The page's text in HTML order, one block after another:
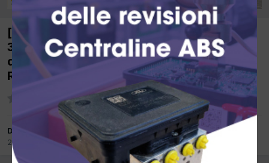
[Chevrolet Matiz 07/2007 796cc A08S3
38Kw Ibrida] Riduttore 1200 mbar al posto
dell'800 mbar. Procedura regol. Press.
Riduttore
Da Spiritual
25 Novembre 2018in CHEVROLET - CADILLAC - HUMMER - SAAB